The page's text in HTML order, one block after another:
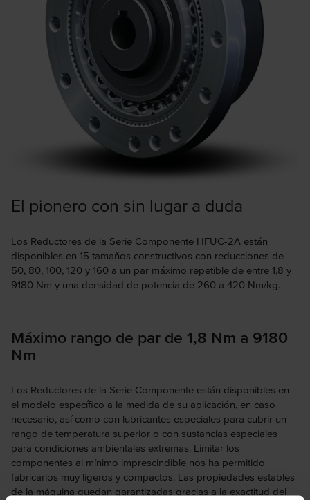
El pionero con sin lugar a duda
Los Reductores de la Serie Componente HFUC-2A están
disponibles en 15 tamaños constructivos con reducciones de
50, 80, 100, 120 y 160 a un par máximo repetible de entre 1,8 y
9180 Nm y una densidad de potencia de 260 a 420 Nm/kg.
Máximo rango de par de 1,8 Nm a 9180
Nm
Los Reductores de la Serie Componente están disponibles en
el modelo específico a la medida de su aplicación, en caso
necesario, así como con lubricantes especiales para cubrir un
rango de temperatura superior o con sustancias especiales
para condiciones ambientales extremas. Limitar los
componentes al mínimo imprescindible nos ha permitido
fabricarlos muy ligeros y compactos. Las propiedades estables
de la máquina quedan garantizadas gracias a la exactitud del